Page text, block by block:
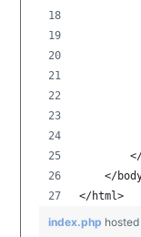
</
</html>
index.php